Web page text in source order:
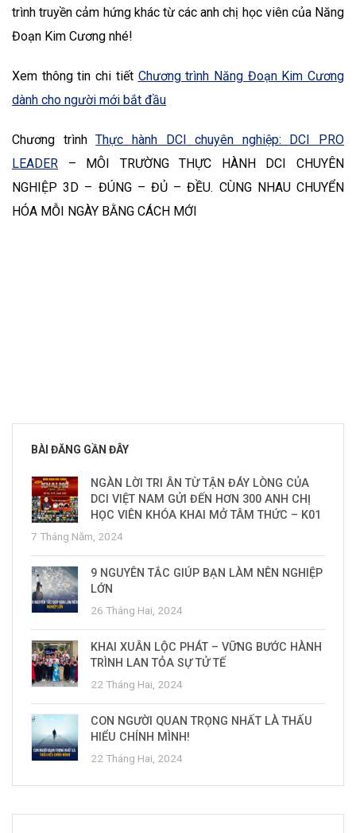
trình truyền cảm hứng khác từ các anh chị học viên của Năng
Đoạn Kim Cương nhé!
Xem thông tin chi tiết Chương trình Năng Đoạn Kim Cương
dành cho người mới bắt đầu
Chương trìnhThực hành DCI chuyên nghiệp: DCI PRO
LEADER – MÔI TRƯỜNG THỰC HÀNH DCI CHUYÊN
NGHIỆP 3D – ĐÚNG – ĐỦ – ĐỀU. CÙNG NHAU CHUYỂN
HÓA MỖI NGÀY BẰNG CÁCH MỚI
BÀI ĐĂNG GẦN ĐÂY
NGÀN LỜI TRI ÂN TỪ TẬN ĐÁY LÒNG CỦA
DCI VIỆT NAM GỬI ĐẾN HƠN 300 ANH CHỊ
HỌC VIÊN KHÓA KHAI MỞ TÂM THỨC – K01
7 Tháng Năm, 2024
9 NGUYÊN TẮC GIÚP BẠN LÀM NÊN NGHIỆP
LỚN
26 Tháng Hai, 2024
KHAI XUÂN LỘC PHÁT – VỮNG BƯỚC HÀNH
TRÌNH LAN TỎA SỰ TỬ TẾ
22 Tháng Hai, 2024
CON NGƯỜI QUAN TRỌNG NHẤT LÀ THẤU
HIỂU CHÍNH MÌNH!
22 Tháng Hai, 2024